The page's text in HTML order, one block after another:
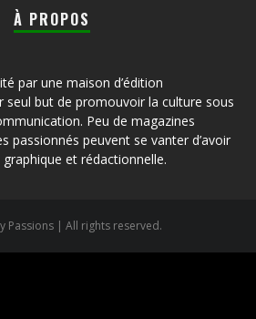
À PROPOS
par une maison d’édition
seul but de promouvoir la culture sous
Peu de magazines
passionnés peuvent se vanter d’avoir
et rédactionnelle.
Passions | All rights reserved.